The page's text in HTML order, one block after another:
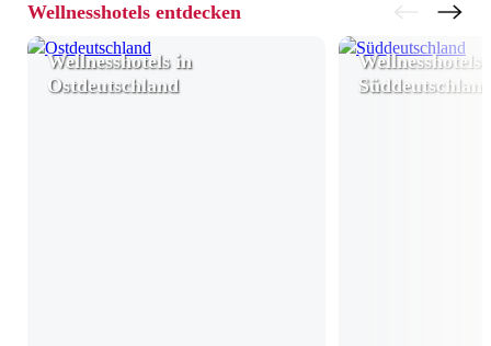
Wellnesshotels entdecken
Wellnesshotels in
Ostdeutschland
Wellnesshotels